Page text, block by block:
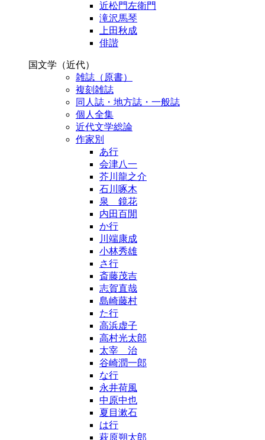
近松門左衛門
滝沢馬琴
上田秋成
俳諧
国文学（近代）
雑誌（原書）
複刻雑誌
同人誌・地方誌・一般誌
個人全集
近代文学総論
作家別
あ行
会津八一
芥川龍之介
石川啄木
泉 鏡花
内田百閒
か行
川端康成
小林秀雄
さ行
斎藤茂吉
志賀直哉
島崎藤村
た行
高浜虚子
高村光太郎
太宰 治
谷崎潤一郎
な行
永井荷風
中原中也
夏目漱石
は行
萩原朔太郎